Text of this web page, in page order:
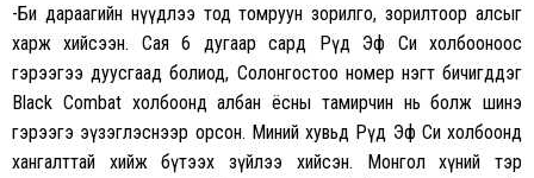
-Би дараагийн нүүдлээ тод томруун зорилго, зорилтоор алсыг
харж хийсээн. Сая 6 дугаар сард Рөүд Эф Си холбооноос
гэрээгээ дуусгаад болиод, Солонгостоо номер нэгт бичигддэг
Black Combat холбоонд албан ёсны тамирчин нь болж шинэ
гэрээгэ эүзэглэснээр орсон. Миний хувьд Рөүд Эф Си холбоонд
хангалттай хийж бүтээх зүйлээ хийсэн. Монгол хүний тэр